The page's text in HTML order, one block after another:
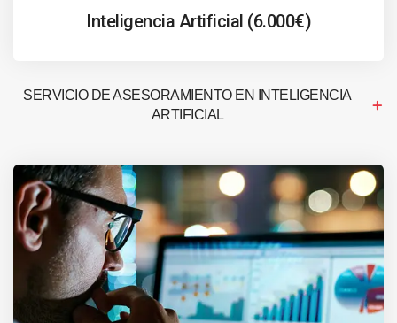
Inteligencia Artificial (6.000€)
SERVICIO DE ASESORAMIENTO EN INTELIGENCIA
ARTIFICIAL